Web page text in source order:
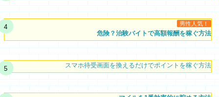
男性人気！
危険？治験バイトで高額報酬を稼ぐ方法
スマホ待受画面を換えるだけでポイントを稼ぐ方法